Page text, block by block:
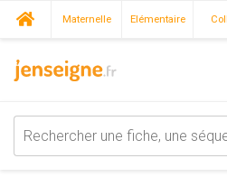
Maternelle Elémentaire